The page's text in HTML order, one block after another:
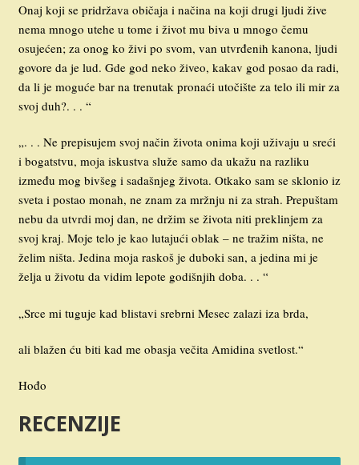
Onaj koji se pridržava običaja i načina na koji drugi ljudi žive
nema mnogo utehe u tome i život mu biva u mnogo čemu
osujećen; za onog ko živi po svom, van utvrđenih kanona, ljudi
govore da je lud. Gde god neko živeo, kakav god posao da radi,
da li je moguće bar na trenutak pronaći utočište za telo ili mir za
svoj duh?. . . “
„. . . Ne prepisujem svoj način života onima koji uživaju u sreći
i bogatstvu, moja iskustva služe samo da ukažu na razliku
između mog bivšeg i sadašnjeg života. Otkako sam se sklonio iz
sveta i postao monah, ne znam za mržnju ni za strah. Prepuštam
nebu da utvrdi moj dan, ne držim se života niti preklinjem za
svoj kraj. Moje telo je kao lutajući oblak – ne tražim ništa, ne
želim ništa. Jedina moja raskoš je duboki san, a jedina mi je
želja u životu da vidim lepote godišnjih doba. . . “
„Srce mi tuguje kad blistavi srebrni Mesec zalazi iza brda,
ali blažen ću biti kad me obasja večita Amidina svetlost.“
Hođo
RECENZIJE